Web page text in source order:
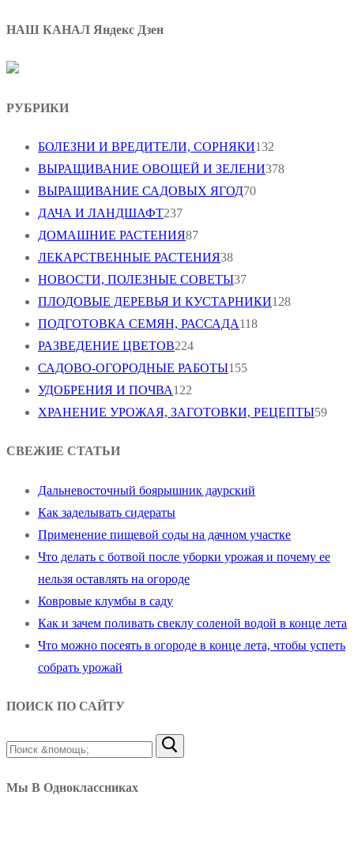
НАШ КАНАЛ Яндекс Дзен
РУБРИКИ
БОЛЕЗНИ И ВРЕДИТЕЛИ, СОРНЯКИ132
ВЫРАЩИВАНИЕ ОВОЩЕЙ И ЗЕЛЕНИ378
ВЫРАЩИВАНИЕ САДОВЫХ ЯГОД70
ДАЧА И ЛАНДШАФТ237
ДОМАШНИЕ РАСТЕНИЯ87
ЛЕКАРСТВЕННЫЕ РАСТЕНИЯ38
НОВОСТИ, ПОЛЕЗНЫЕ СОВЕТЫ37
ПЛОДОВЫЕ ДЕРЕВЬЯ И КУСТАРНИКИ128
ПОДГОТОВКА СЕМЯН, РАССАДА118
РАЗВЕДЕНИЕ ЦВЕТОВ224
САДОВО-ОГОРОДНЫЕ РАБОТЫ155
УДОБРЕНИЯ И ПОЧВА122
ХРАНЕНИЕ УРОЖАЯ, ЗАГОТОВКИ, РЕЦЕПТЫ59
СВЕЖИЕ СТАТЬИ
Дальневосточный боярышник даурский
Как заделывать сидераты
Применение пищевой соды на дачном участке
Что делать с ботвой после уборки урожая и почему ее
нельзя оставлять на огороде
Ковровые клумбы в саду
Как и зачем поливать свеклу соленой водой в конце лета
Что можно посеять в огороде в конце лета, чтобы успеть
собрать урожай
ПОИСК ПО САЙТУ
Найти:
Мы В Одноклассниках